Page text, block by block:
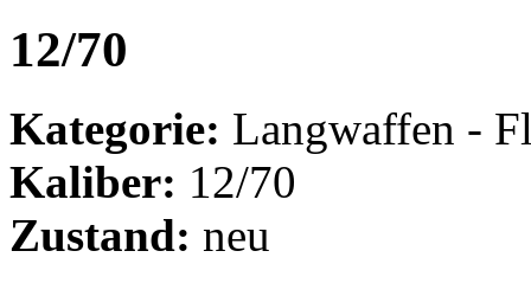
12/70
Kategorie: Langwaffen -
Kaliber: 12/70
Zustand: neu